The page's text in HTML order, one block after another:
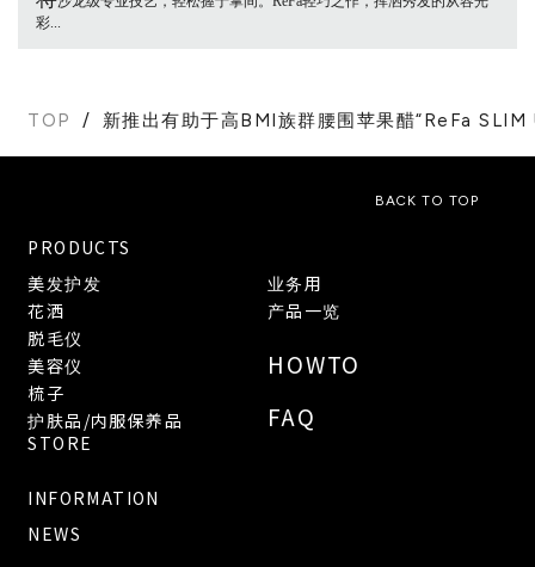
彩...
TOP 新推出有助于高BMI族群腰围苹果醋“ReFa
BACK TO TOP
PRODUCTS
美发护发
花洒
脱毛仪
美容仪
梳子
护肤品/内服保养品
业务用
产品一览
HOWTO
FAQ
STORE
INFORMATION
NEWS